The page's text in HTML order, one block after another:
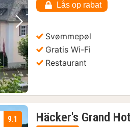
Næste billede
Lås op rabat
Svømmepøl
Gratis Wi-Fi
Restaurant
9.1 Häcker's Grand